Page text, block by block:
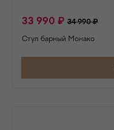
33 990 ₽ 34 990 ₽
Стул барный Монако